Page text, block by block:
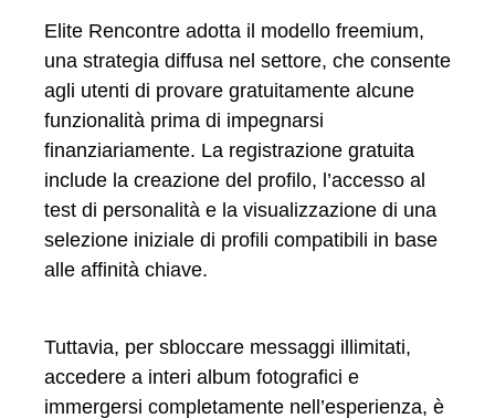
Elite Rencontre adotta il modello freemium,
una strategia diffusa nel settore, che consente
agli utenti di provare gratuitamente alcune
funzionalità prima di impegnarsi
finanziariamente. La registrazione gratuita
include la creazione del profilo, l’accesso al
test di personalità e la visualizzazione di una
selezione iniziale di profili compatibili in base
alle affinità chiave.
Tuttavia, per sbloccare messaggi illimitati,
accedere a interi album fotografici e
immergersi completamente nell’esperienza, è